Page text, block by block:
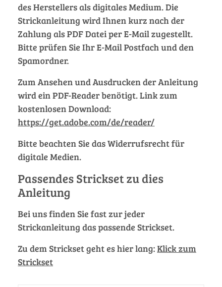
des Herstellers als digitales Medium. Die
Strickanleitung wird Ihnen kurz nach der
Zahlung als PDF Datei per E-Mail zugestellt.
Bitte prüfen Sie Ihr E-Mail Postfach und den
Spamordner.
Zum Ansehen und Ausdrucken der Anleitung
wird ein PDF-Reader benötigt. Link zum
kostenlosen Download:
https://get.adobe.com/de/reader/
Bitte beachten Sie das Widerrufsrecht für
digitale Medien.
Passendes Strickset zu dies
Anleitung
Bei uns finden Sie fast zur jeder
Strickanleitung das passende Strickset.
Zu dem Strickset geht es hier lang:Klick zum
Strickset